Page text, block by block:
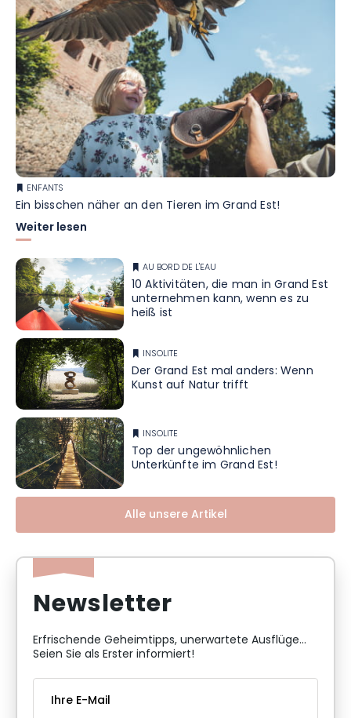
ENFANTS
Ein bisschen näher an den Tieren im Grand Est!
Weiter lesen
AU BORD DE L'EAU
10 Aktivitäten, die man in Grand Est
unternehmen kann, wenn es zu
heiß ist
INSOLITE
Der Grand Est mal anders: Wenn
Kunst auf Natur trifft
INSOLITE
Top der ungewöhnlichen
Unterkünfte im Grand Est!
Alle unsere Artikel
Newsletter
Erfrischende Geheimtipps, unerwartete Ausflüge...
Seien Sie als Erster informiert!